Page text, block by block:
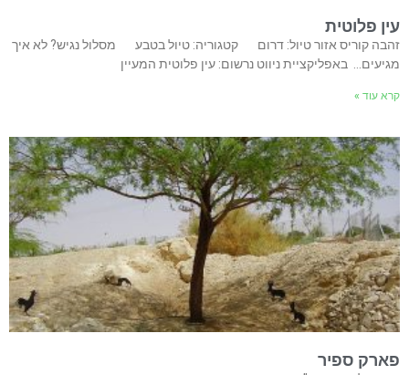
עין פלוטית
זהבה קוריס אזור טיול: דרום קטגוריה: טיול בטבע מסלול נגיש? לא איך
מגיעים… באפליקציית ניווט נרשום: עין פלוטית המעיין
קרא עוד »
פארק ספיר